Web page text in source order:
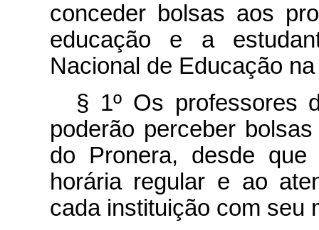
conceder bolsas aos
educação e a
Nacional de Educação
§ 1º Os professores
poderão perceber
do Pronera, desde
horária regular e ao
cada instituição com seu